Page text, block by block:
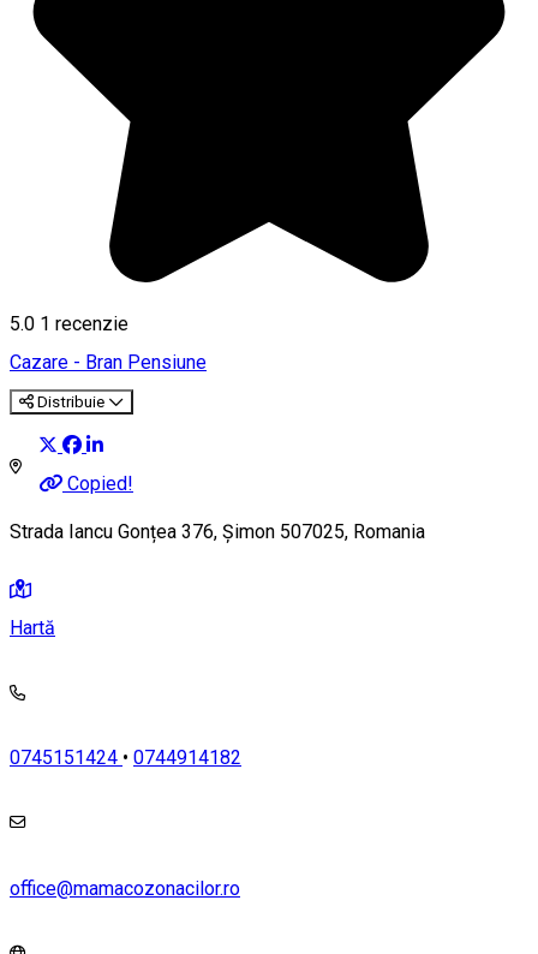
5.0 1 recenzie
Cazare - Bran Pensiune
Distribuie
Copied!
Strada Iancu Gonțea 376, Șimon 507025, Romania
Hartă
0745151424 • 0744914182
office@mamacozonacilor.ro